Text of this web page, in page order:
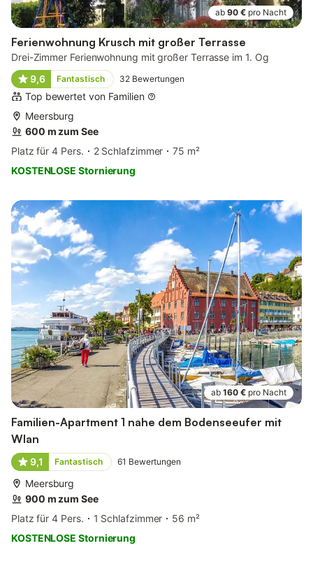
ab 90 € pro Nacht
Ferienwohnung Krusch mit großer Terrasse
Drei-Zimmer Ferienwohnung mit großer Terrasse im 1. Og
9,6
Fantastisch 32 Bewertungen
Top bewertet von Familien
Meersburg
600 m zum See
Platz für 4 Pers.
2 Schlafzimmer
75 m²
KOSTENLOSE Stornierung
ab 160 € pro Nacht
Familien-Apartment 1 nahe dem Bodenseeufer mit
Wlan
9,1 Fantastisch 61 Bewertungen
Meersburg
900 m zum See
Platz für 4 Pers.
1 Schlafzimmer
56 m²
KOSTENLOSE Stornierung